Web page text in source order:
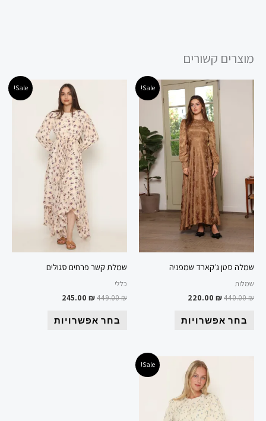
מוצרים קשורים
Sale!
שמלה סטן ג׳קארד שמפניה
שמלות
440.00₪
המחיר
המקורי
היה:
440.00 ₪.
220.00 ₪
המחיר
הנוכחי
הוא:
220.00 ₪.
בחר אפשרויות
למוצר
זה
יש
מספר
סוגים.
לבחור
את
האפשרויות
Sale!
שמלת קשר פרחים סגולים
כללי
449.00₪
המקורי
449.00 ₪.
245.00 ₪
המחיר
הנוכחי
הוא:
245.00 ₪.
בחר אפשרויות
למוצר
יש
מספר
סוגים.
ניתן
לבחור
את
האפשרויות
Sale!
המחיר
המקורי
היה:
459.00 ₪.
הנוכחי
הוא:
149.00 ₪.
למוצר
יש
מספר